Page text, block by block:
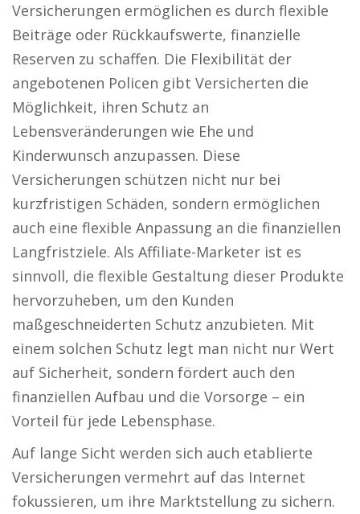
Versicherungen ermöglichen es durch flexible
Beiträge oder Rückkaufswerte, finanzielle
Reserven zu schaffen. Die Flexibilität der
angebotenen Policen gibt Versicherten die
Möglichkeit, ihren Schutz an
Lebensveränderungen wie Ehe und
Kinderwunsch anzupassen. Diese
Versicherungen schützen nicht nur bei
kurzfristigen Schäden, sondern ermöglichen
auch eine flexible Anpassung an die finanziellen
Langfristziele. Als Affiliate-Marketer ist es
sinnvoll, die flexible Gestaltung dieser Produkte
hervorzuheben, um den Kunden
maßgeschneiderten Schutz anzubieten. Mit
einem solchen Schutz legt man nicht nur Wert
auf Sicherheit, sondern fördert auch den
finanziellen Aufbau und die Vorsorge – ein
Vorteil für jede Lebensphase.
Auf lange Sicht werden sich auch etablierte
Versicherungen vermehrt auf das Internet
fokussieren, um ihre Marktstellung zu sichern.